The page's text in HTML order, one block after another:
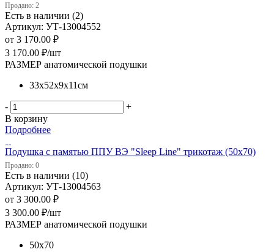
Продано: 2
Есть в наличии (2)
Артикул: УТ-13004552
от 3 170.00 ₽
3 170.00 ₽/шт
РАЗМЕР анатомической подушки
33х52х9х11см
-
+
В корзину
Подробнее
Подушка с памятью ППУ ВЭ "Sleep Line" трикотаж (50х70)
Продано: 0
Есть в наличии (10)
Артикул: УТ-13004563
от 3 300.00 ₽
3 300.00 ₽/шт
РАЗМЕР анатомической подушки
50х70